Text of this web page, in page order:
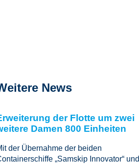
News
der Flotte um zwei
Damen 800 Einheiten
der Übernahme der beiden
„Samskip Innovator“ und